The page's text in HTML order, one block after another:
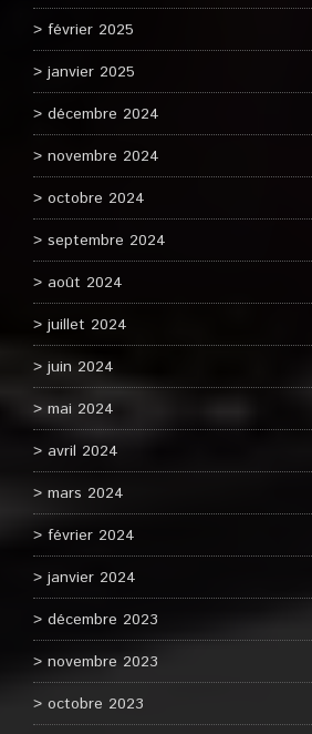
février 2025
janvier 2025
décembre 2024
novembre 2024
octobre 2024
septembre 2024
août 2024
juillet 2024
juin 2024
mai 2024
avril 2024
mars 2024
février 2024
janvier 2024
décembre 2023
novembre 2023
octobre 2023